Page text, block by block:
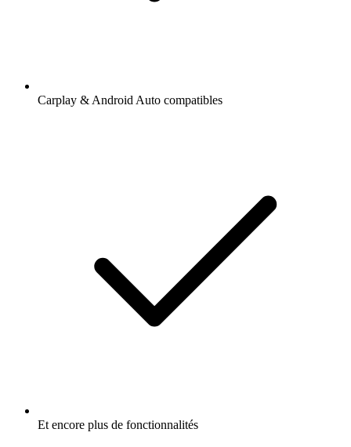
Carplay & Android Auto compatibles
Et encore plus de fonctionnalités